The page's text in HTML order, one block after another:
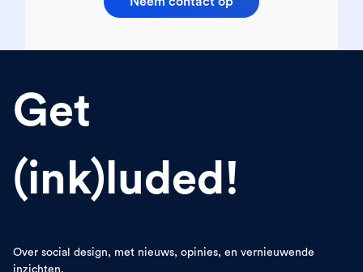
Get
(ink)luded!
Over social design, met nieuws, opinies, en vernieuwende
inzichten.